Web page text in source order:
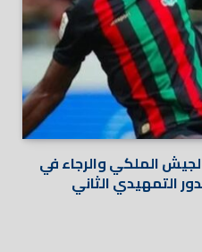
الملكي والرجاء في
التمهيدي الثاني